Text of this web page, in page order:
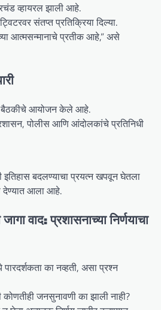
व्हायरल झाली आहे.
संतप्त प्रतिक्रिया दिल्या.
आत्मसन्मानाचे प्रतीक आहे,” असे
बैठकीचे आयोजन केले आहे.
पोलीस आणि आंदोलकांचे प्रतिनिधी
इतिहास बदलण्याचा प्रयत्न खपवून घेतला
देण्यात आला आहे.
वाद: प्रशासनाच्या निर्णयाचा
का नव्हती, असा प्रश्न
जनसुनावणी का झाली नाही?